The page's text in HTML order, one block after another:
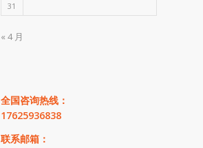
31
« 4 月
全国咨询热线：
17625936838
联系邮箱：